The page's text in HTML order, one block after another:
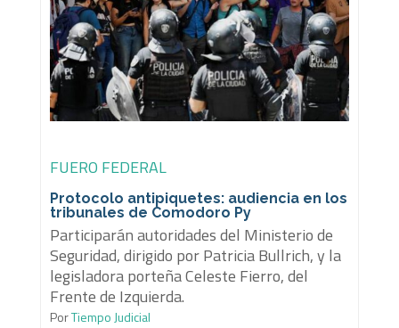
FUERO FEDERAL
Protocolo antipiquetes: audiencia en los
tribunales de Comodoro Py
Participarán autoridades del Ministerio de
Seguridad, dirigido por Patricia Bullrich, y la
legisladora porteña Celeste Fierro, del
Frente de Izquierda.
PorTiempo Judicial